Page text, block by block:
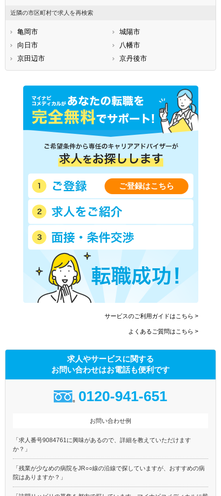
近隣の市区町村で求人を再検索
亀岡市
城陽市
向日市
八幡市
京田辺市
京丹後市
ご登録はこちら
サービスのご利用ガイドはこちら >
よくあるご質問はこちら >
求人やサービスに関する
お問い合わせはお電話も便利です
0120-941-651
お問い合わせ例
「求人番号9084761に興味があるので、詳細を教えていただけます
か？」
「残業が少なめの病院をJR○○線の沿線で探していますが、おすすめの病
院はありますか？」